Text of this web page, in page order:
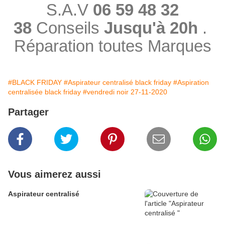
S.A.V 06 59 48 32
38 Conseils Jusqu'à 20h .
Réparation toutes Marques
#BLACK FRIDAY #Aspirateur centralisé black friday #Aspiration
centralisée black friday #vendredi noir 27-11-2020
Partager
Vous aimerez aussi
Aspirateur centralisé